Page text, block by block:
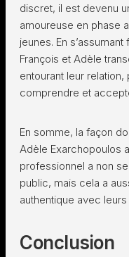
discret, il est devenu
amoureuse en phase
jeunes. En
François et Adèle
entourant leur
comprendre et
En somme, la façon
Adèle Exarchopoulos
professionnel a non
public, mais cela a
authentique avec leurs
Conclusion